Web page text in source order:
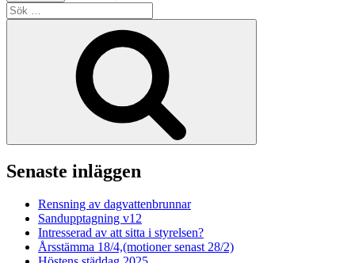
Sök
efter:
Senaste inläggen
Rensning av dagvattenbrunnar
Sandupptagning v12
Intresserad av att sitta i styrelsen?
Årsstämma 18/4,(motioner senast 28/2)